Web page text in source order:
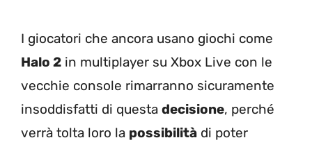
I giocatori che ancora usano giochi come
Halo 2 in multiplayer su Xbox Live con le
vecchie console rimarranno sicuramente
insoddisfatti di questa decisione, perché
verrà tolta loro la possibilità di poter